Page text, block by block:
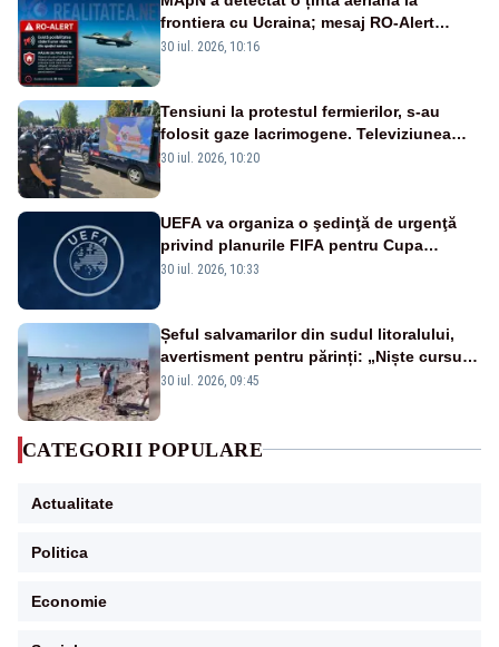
frontiera cu Ucraina; mesaj RO-Alert
transmis în județul Tulcea
30 iul. 2026, 10:16
Tensiuni la protestul fermierilor, s-au
folosit gaze lacrimogene. Televiziunea
Poporului face apel la calm – LIVE TEXT
30 iul. 2026, 10:20
UEFA va organiza o şedinţă de urgenţă
privind planurile FIFA pentru Cupa
Mondială
30 iul. 2026, 10:33
Șeful salvamarilor din sudul litoralului,
avertisment pentru părinți: „Niște cursuri
de înot la piscină nu sunt suficiente”
30 iul. 2026, 09:45
CATEGORII POPULARE
Actualitate
Politica
Economie